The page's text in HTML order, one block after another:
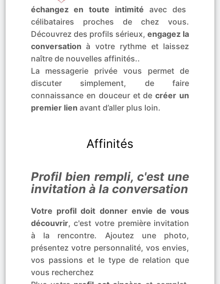
échangez en toute intimité avec des
célibataires proches de chez vous.
Découvrez des profils sérieux,engagez la
conversation à votre rythme et laissez
naître de nouvelles affinités..
La messagerie privée vous permet de
discuter simplement, de faire
connaissance en douceur et decréer un
premier lien avant d’aller plus loin.
Affinités
Profil bien rempli, c'est une
invitation à la conversation
Votre profil doit donner envie de vous
découvrir, c'est votre première invitation
à la rencontre. Ajoutez une photo,
présentez votre personnalité, vos envies,
vos passions et le type de relation que
vous recherchez